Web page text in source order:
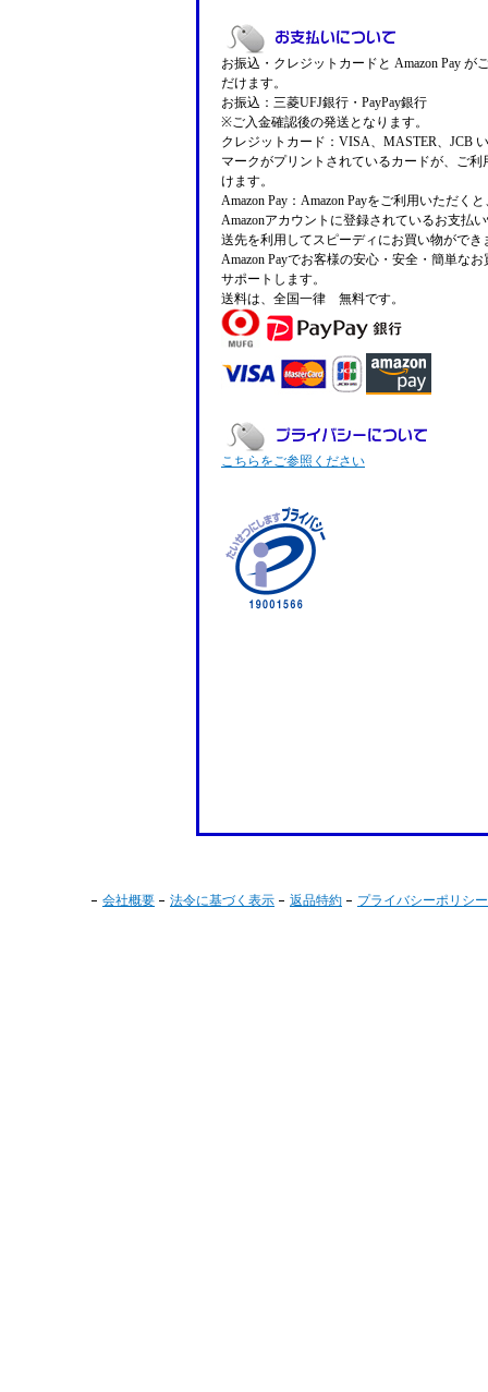
お振込・クレジットカードと Amazon Pay が
だけます。
お振込：三菱UFJ銀行・PayPay銀行
※ご入金確認後の発送となります。
クレジットカード：VISA、MASTER、JCB
マークがプリントされているカードが、ご利
けます。
Amazon Pay：Amazon Payをご利用いただく
Amazonアカウントに登録されているお支払
送先を利用してスピーディにお買い物ができ
Amazon Payでお客様の安心・安全・簡単な
サポートします。
送料は、全国一律 無料です。
こちらをご参照ください
会社概要 法令に基づく表示 返品特約 プライバシーポリシー